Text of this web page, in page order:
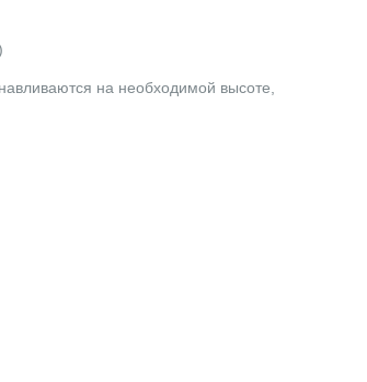
на необходимой высоте,